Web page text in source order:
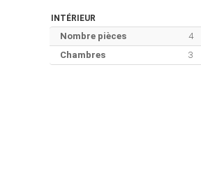
INTÉRIEUR
Nombre pièces
4
Chambres
3